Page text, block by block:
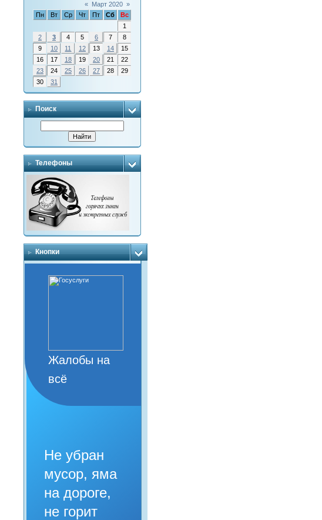
« Март 2020 »
Пн
Вт Ср Чт Пт Сб
Вс
1
2
3 4 5 6 7
8
9
10 11 12 13 14
15
16
17 18 19 20 21
22
23
24 25 26 27 28
29
30
31
Поиск
Телефоны
Кнопки
Жалобы на
всё
Не убран
мусор, яма
на дороге,
не горит